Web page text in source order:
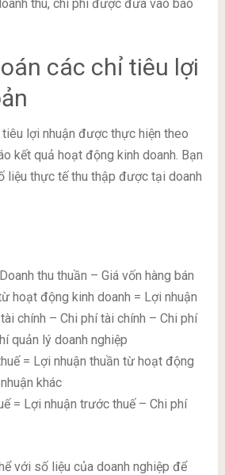
thu, chi phí được đưa vào báo
các chỉ tiêu lợi
lợi nhuận được thực hiện theo
kết quả hoạt động kinh doanh. Bạn
liệu thực tế thu thập được tại doanh
thu thuần – Giá vốn hàng bán
hoạt động kinh doanh = Lợi nhuận
chính – Chi phí tài chính – Chi phí
quản lý doanh nghiệp
= Lợi nhuận thuần từ hoạt động
khác
= Lợi nhuận trước thuế – Chi phí
với số liệu của doanh nghiệp để